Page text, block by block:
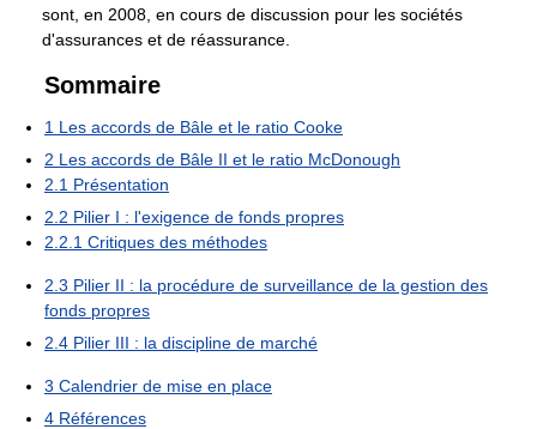
sont, en 2008, en cours de discussion pour les sociétés
d'assurances et de réassurance.
Sommaire
1 Les accords de Bâle et le ratio Cooke
2 Les accords de Bâle II et le ratio McDonough
2.1 Présentation
2.2 Pilier I : l'exigence de fonds propres
2.2.1 Critiques des méthodes
2.3 Pilier II : la procédure de surveillance de la gestion des
fonds propres
2.4 Pilier III : la discipline de marché
3 Calendrier de mise en place
4 Références